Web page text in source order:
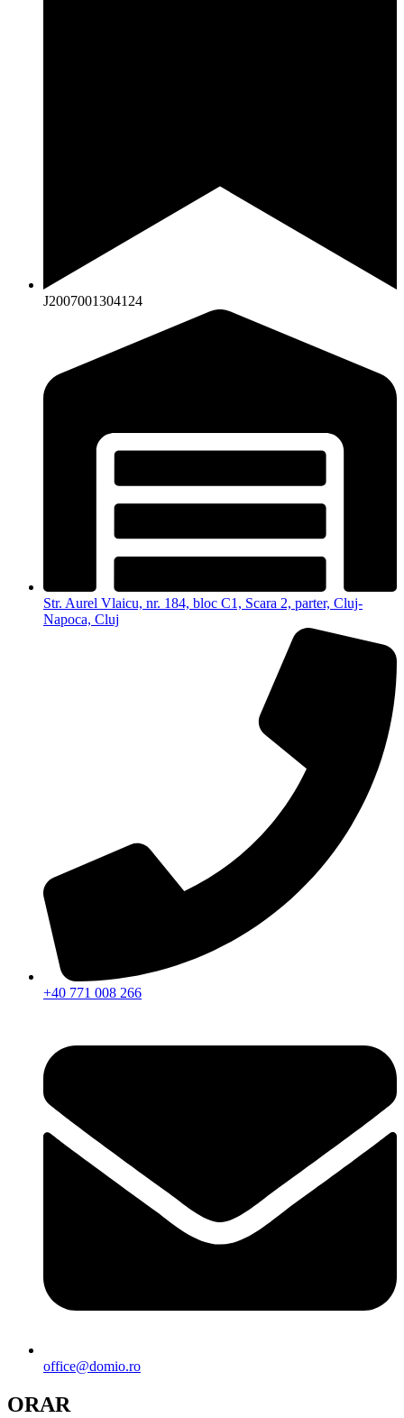
J2007001304124
Str. Aurel Vlaicu, nr. 184, bloc C1, Scara 2, parter, Cluj-
Napoca, Cluj
+40 771 008 266
office@domio.ro
ORAR